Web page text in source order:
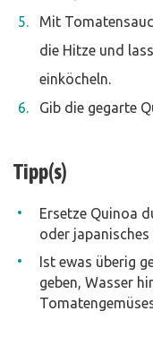
Mit
die Hitze und
einköcheln.
Gib die gegarte
Tipp(s)
Ersetze Quinoa
oder japanisches
Ist ewas überig
geben, Wasser